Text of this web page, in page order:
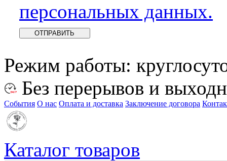
персональных данных.
Режим работы:
Без перерывов и
События О нас Оплата и доставка Заключение договора
Каталог товаров